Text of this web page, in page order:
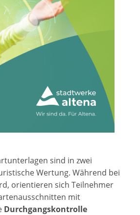
sind in zwei
Wertung. Während bei
orientieren sich Teilnehmer
mit
Durchgangskontrolle